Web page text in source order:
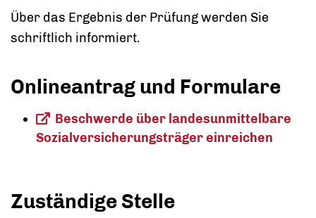
Über das Ergebnis der Prüfung werden Sie
schriftlich informiert.
Onlineantrag und Formulare
Beschwerde über landesunmittelbare
Sozialversicherungsträger einreichen
Zuständige Stelle